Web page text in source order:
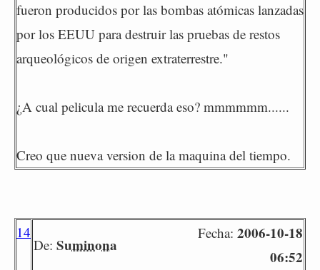
fueron producidos por las bombas atómicas lanzadas
por los EEUU para destruir las pruebas de restos
arqueológicos de origen extraterrestre."
¿A cual pelicula me recuerda eso? mmmmmm......
Creo que nueva version de la maquina del tiempo.
14
De: Suminona
Fecha: 2006-10-18
06:52